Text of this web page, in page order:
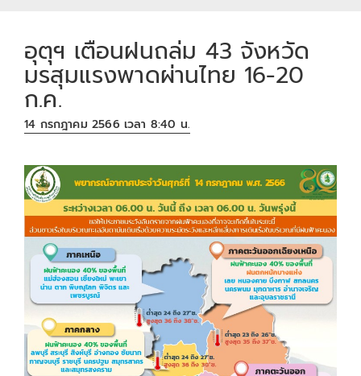
อุตุฯ เตือนฝนถล่ม 43 จังหวัด
มรสุมแรงพาดผ่านไทย 16-20
ก.ค.
14 กรกฎาคม 2566 เวลา 8:40 น.